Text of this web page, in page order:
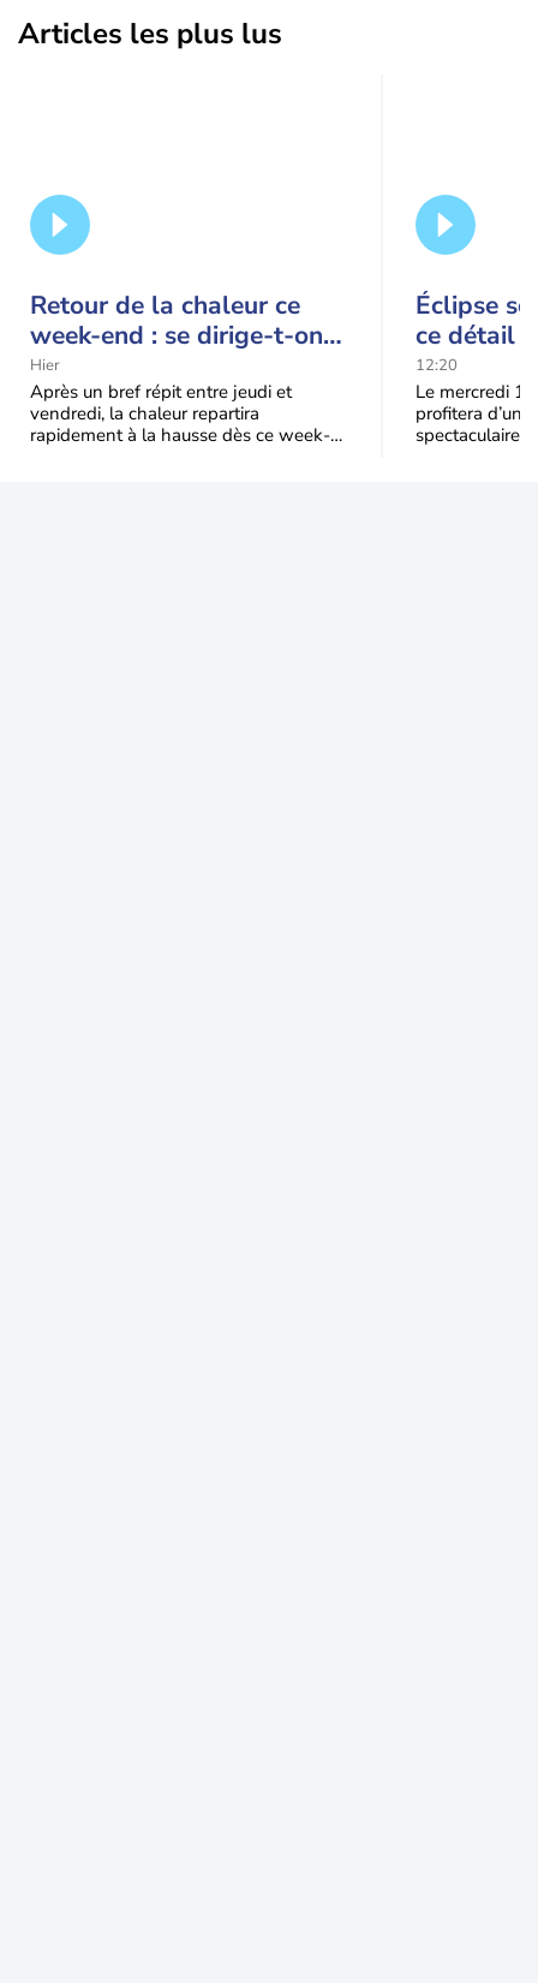
Articles les plus lus
Retour de la chaleur ce
week-end : se dirige-t-on
vers une cinquième vague
de chaleur en France ?
Hier
Après un bref répit entre jeudi et
vendredi, la chaleur repartira
rapidement à la hausse dès ce week-
Éclipse
ce détail
spectacle
12:20
Le mercredi
profitera
spectaculaire,